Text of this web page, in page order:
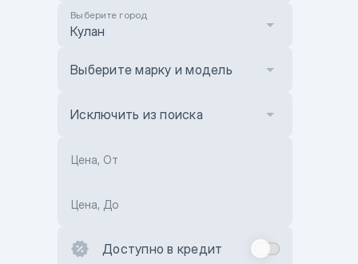
Выберите город
Кулан
Выберите марку и модель
Исключить из поиска
Цена, От
Цена, До
Доступно в кредит